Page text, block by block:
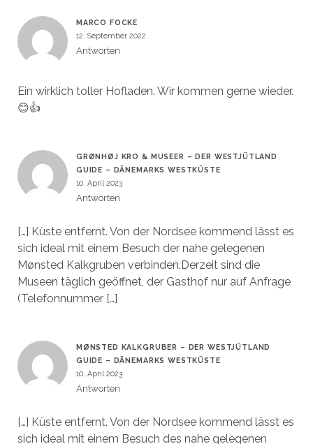
MARCO FOCKE
12. September 2022
Antworten
Ein wirklich toller Hofladen. Wir kommen gerne wieder.
😊👍
GRØNHØJ KRO & MUSEER – DER WESTJÜTLAND
GUIDE – DÄNEMARKS WESTKÜSTE
10. April 2023
Antworten
[…] Küste entfernt. Von der Nordsee kommend lässt es
sich ideal mit einem Besuch der nahe gelegenen
Mønsted Kalkgruben verbinden.Derzeit sind die
Museen täglich geöffnet, der Gasthof nur auf Anfrage
(Telefonnummer […]
MØNSTED KALKGRUBER – DER WESTJÜTLAND
GUIDE – DÄNEMARKS WESTKÜSTE
10. April 2023
Antworten
[…] Küste entfernt. Von der Nordsee kommend lässt es
sich ideal mit einem Besuch des nahe gelegenen